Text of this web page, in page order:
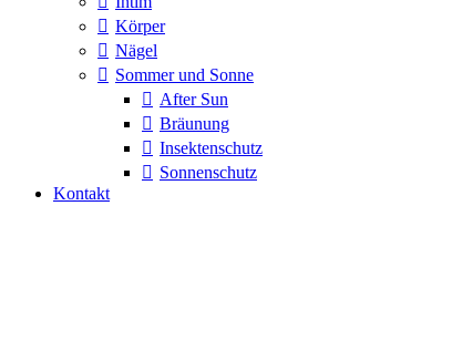
Körper
Nägel
Sommer und Sonne
After Sun
Bräunung
Insektenschutz
Sonnenschutz
Kontakt